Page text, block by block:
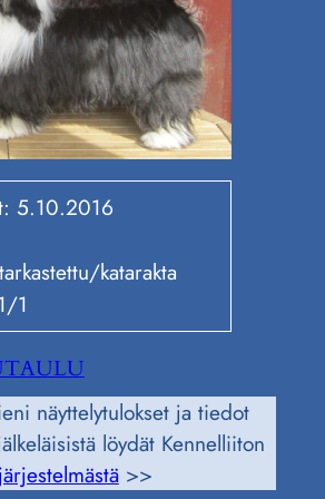
5.10.2016
katarakta
1
näyttelytulokset ja tiedot
löydät Kennelliiton
>>